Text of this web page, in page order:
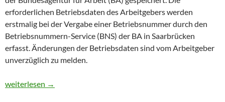
erforderlichen Betriebsdaten des Arbeitgebers werden
erstmalig bei der Vergabe einer Betriebsnummer durch den
Betriebsnummern-Service (BNS) der BA in Saarbrücken
erfasst. Änderungen der Betriebsdaten sind vom Arbeitgeber
unverzüglich zu melden.
Betriebsdatenpflege – Initialmeldung ist Pflicht
weiterlesen →